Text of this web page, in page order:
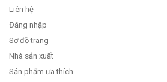
Liên hệ
Đăng nhập
Sơ đồ trang
Nhà sản xuất
Sản phẩm ưa thích